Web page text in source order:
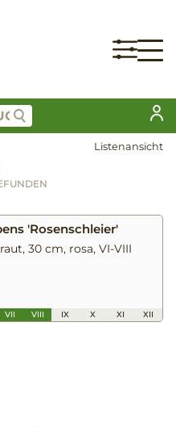
Listenansicht
'Rosenschleier'
30 cm, rosa, VI-VIII
VII VIII IX X XI XII